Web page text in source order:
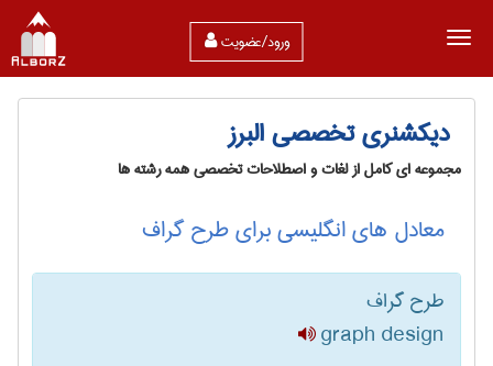
ورود/عضویت
دیکشنری تخصصی البرز
مجموعه ای کامل از لغات و اصطلاحات تخصصی همه رشته ها
معادل های انگلیسی برای طرح گراف
طرح گراف
graph design